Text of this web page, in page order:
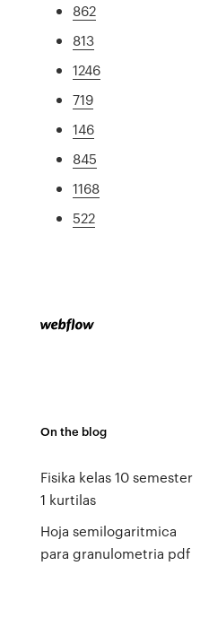
862
813
1246
719
146
845
1168
522
On the blog
Fisika kelas 10 semester
1 kurtilas
Hoja semilogaritmica
para granulometria pdf